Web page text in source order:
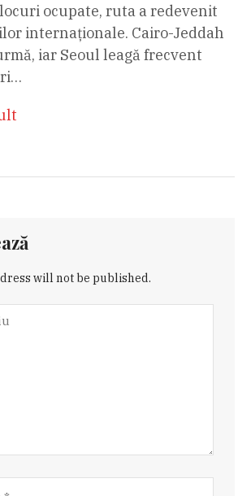
ocupate, ruta a redevenit
internaționale. Cairo-Jeddah
iar Seoul leagă frecvent
will not be published.